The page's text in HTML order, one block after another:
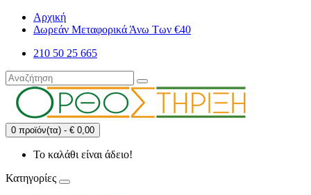
Αρχική
Δωρεάν Μεταφορικά Άνω Των €40
210 50 25 665
0 προϊόν(τα) - € 0,00
Το καλάθι είναι άδειο!
Κατηγορίες